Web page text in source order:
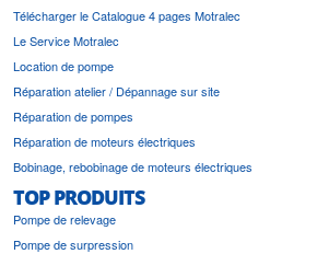
Télécharger le Catalogue 4 pages Motralec
Le Service Motralec
Location de pompe
Réparation atelier / Dépannage sur site
Réparation de pompes
Réparation de moteurs électriques
Bobinage, rebobinage de moteurs électriques
TOP PRODUITS
Pompe de relevage
Pompe de surpression